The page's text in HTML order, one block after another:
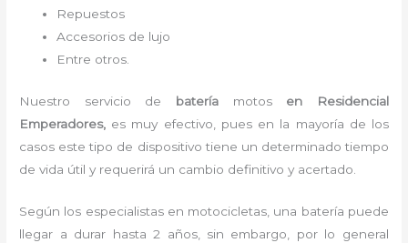
Repuestos
Accesorios de lujo
Entre otros.
Nuestro servicio de batería motos en Residencial
Emperadores, es muy efectivo, pues en la mayoría de los
casos este tipo de dispositivo tiene un determinado tiempo
de vida útil y requerirá un cambio definitivo y acertado.
Según los especialistas en motocicletas, una batería puede
llegar a durar hasta 2 años, sin embargo, por lo general